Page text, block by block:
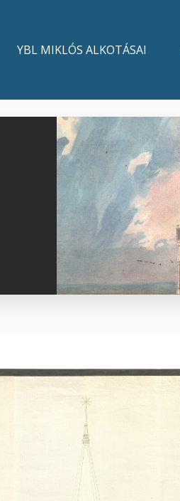
MainYBL MIKLÓS ALKOTÁSAI